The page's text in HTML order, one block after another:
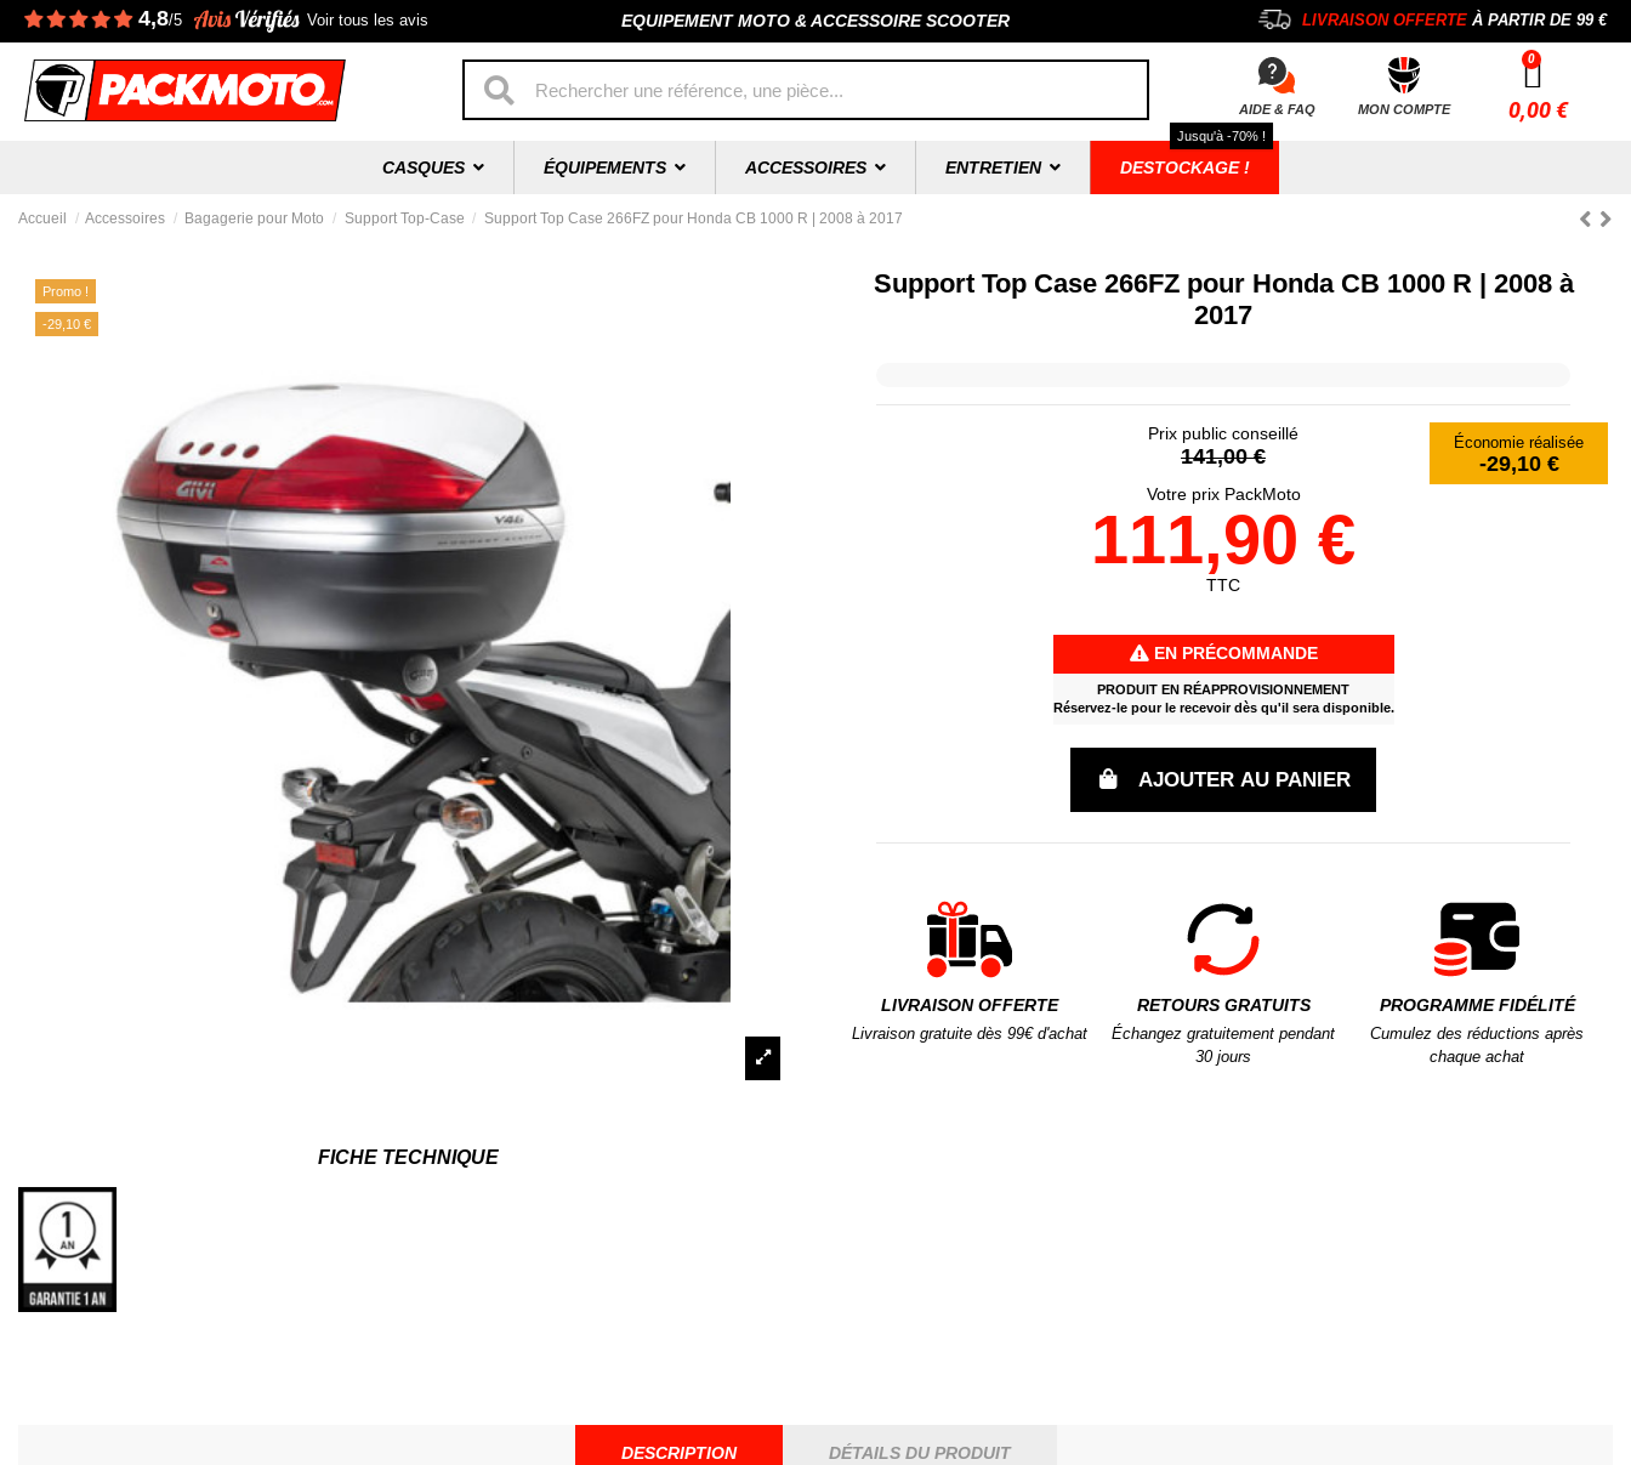
4,8/5 Voir tous les avis EQUIPEMENT MOTO & ACCESSOIRE SCOOTER LIVRAISON OFFERTEÀ PARTIR DE 99 €
AIDE & FAQ MON COMPTE 0,00 €
CASQUES ÉQUIPEMENTS ACCESSOIRES ENTRETIEN DESTOCKAGE !
Jusqu'à -70% !
Accueil Accessoires Bagagerie pour Moto Support Top-Case Support Top Case 266FZ pour Honda CB 1000 R | 2008 à 2017
Promo !
-29,10 €
FICHE TECHNIQUE
Support Top Case 266FZ pour Honda CB 1000 R | 2008 à
2017
Prix public conseillé
141,00 €
Économie réalisée
-29,10 €
Votre prix PackMoto
111,90 €
TTC
EN PRÉCOMMANDE
PRODUIT EN RÉAPPROVISIONNEMENT
Réservez-le pour le recevoir dès qu'il sera disponible.
AJOUTER AU PANIER
LIVRAISON OFFERTE
Livraison gratuite dès 99€ d'achat
RETOURS GRATUITS
Échangez gratuitement pendant
30 jours
PROGRAMME FIDÉLITÉ
Cumulez des réductions après
chaque achat
DESCRIPTION DÉTAILS DU PRODUIT